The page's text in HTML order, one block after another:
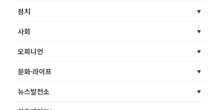
정치
사회
오피니언
문화·라이프
뉴스발전소